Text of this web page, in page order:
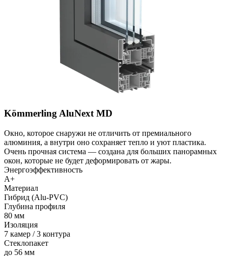
Kömmerling AluNext MD
Окно, которое снаружи не отличить от премиального
алюминия, а внутри оно сохраняет тепло и уют пластика.
Очень прочная система — создана для больших панорамных
окон, которые не будет деформировать от жары.
Энергоэффективность
A+
Материал
Гибрид (Alu-PVC)
Глубина профиля
80 мм
Изоляция
7 камер / 3 контура
Стеклопакет
до 56 мм